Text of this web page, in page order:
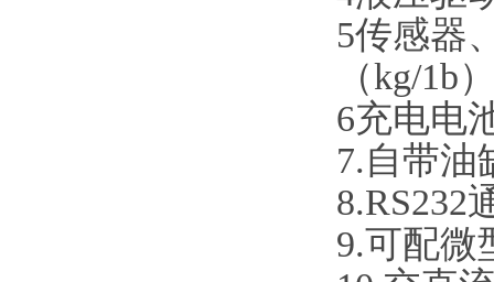
5传感器
（kg/1b
6充电电
7.自带油
8.RS232
9.可配微